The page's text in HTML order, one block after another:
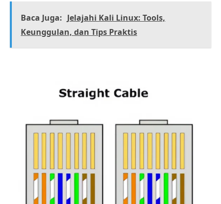
Baca Juga: Jelajahi Kali Linux: Tools,
Keunggulan, dan Tips Praktis